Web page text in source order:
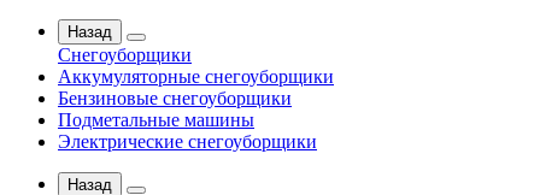
Назад
Снегоуборщики
Аккумуляторные снегоуборщики
Бензиновые снегоуборщики
Подметальные машины
Электрические снегоуборщики
Назад